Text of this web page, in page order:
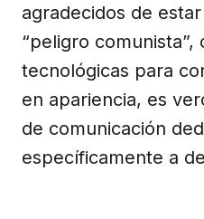
agradecidos de
“peligro
tecnológicas para
en apariencia, es
de comunicación
específicamente a